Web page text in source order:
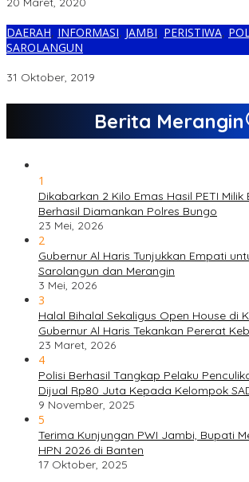
DAERAH, INFORMASI, JAMBI, PERISTIWA,
SAROLANGUN
31 Oktober, 2019
Berita Merangin
1
Dikabarkan 2 Kilo Emas Hasil PETI Milik
Berhasil Diamankan Polres Bungo
23 Mei, 2026
2
Gubernur Al Haris Tunjukkan Empati
Sarolangun dan Merangin
3 Mei, 2026
3
Halal Bihalal Sekaligus Open House di
Gubernur Al Haris Tekankan Pererat
23 Maret, 2026
4
Polisi Berhasil Tangkap Pelaku
Dijual Rp80 Juta Kepada Kelompok
9 November, 2025
5
Terima Kunjungan PWI Jambi, Bupati
HPN 2026 di Banten
17 Oktober, 2025